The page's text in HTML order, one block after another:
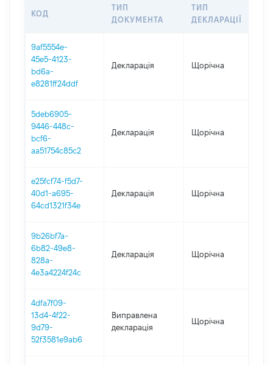
КОД
ТИП
ДОКУМЕНТА
ТИП
ДЕКЛАРАЦІЇ
9af5554e-
45e5-4123-
bd6a-
e8281ff24ddf
Декларація Щорічна
5deb6905-
9446-448c-
bcf6-
aa51754c85c2
Декларація Щорічна
e25fcf74-f5d7-
40d1-a695-
64cd1321f34e
Декларація Щорічна
9b26bf7a-
6b82-49e8-
828a-
4e3a4224f24c
Декларація Щорічна
4dfa7f09-
13d4-4f22-
9d79-
52f3581e9ab6
Виправлена
декларація
Щорічна